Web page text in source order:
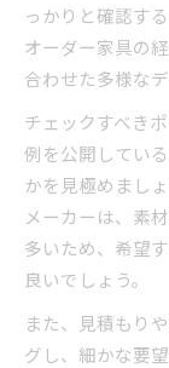
っかりと確認す
オーダー家具の
合わせた多様な
チェックすべき
例を公開してい
かを見極めまし
メーカーは、素
多いため、希望
良いでしょう。
また、見積もり
グし、細かな要